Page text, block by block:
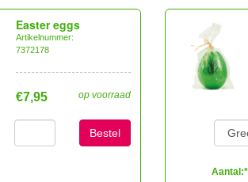
Easter eggs
Artikelnummer:
7372178
op voorraad
€7,95
Bestel
Aantal:*